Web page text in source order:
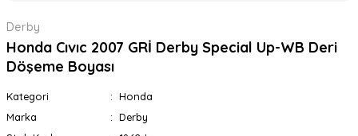
Derby
Honda Cıvıc 2007 GRİ Derby Special Up-WB Deri
Döşeme Boyası
Kategori
Honda
Marka
Derby